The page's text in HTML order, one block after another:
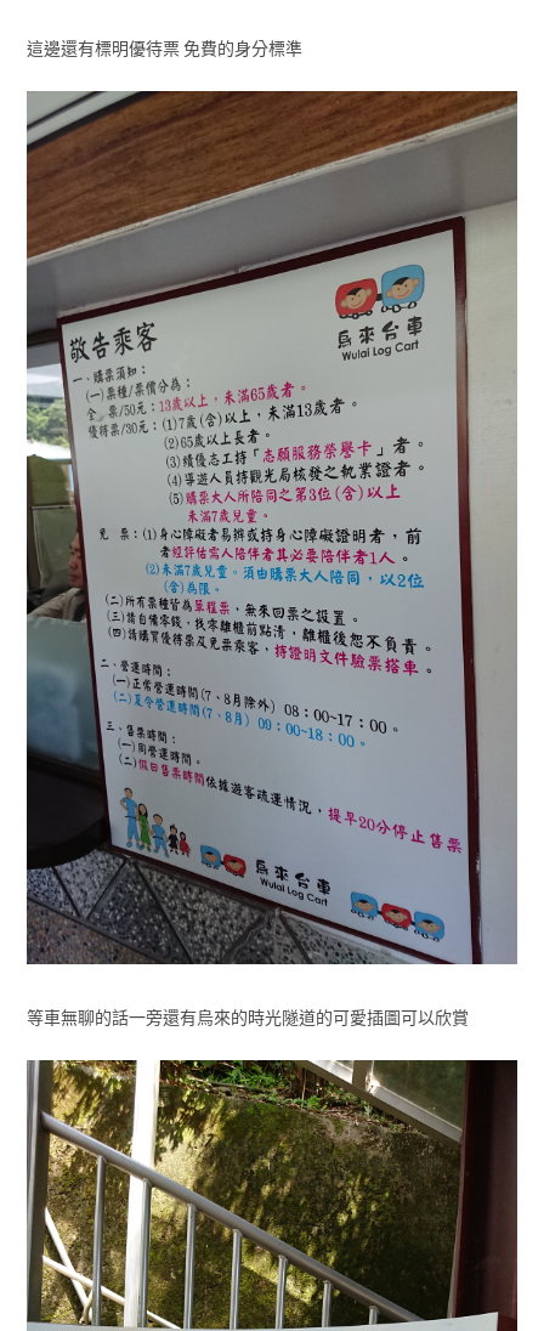
這邊還有標明優待票 免費的身分標準
等車無聊的話一旁還有烏來的時光隧道的可愛插圖可以欣賞